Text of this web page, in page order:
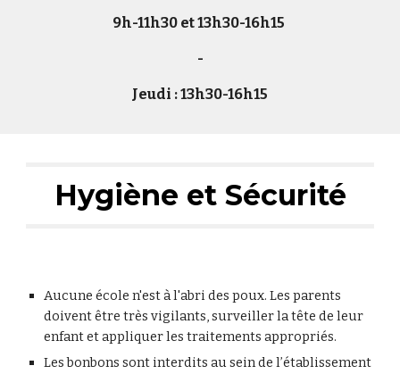
9h-11h30 et 13h30-16h15
-
Jeudi : 13h30-16h15
Hygiène et Sécurité
Aucune école n'est à l'abri des poux. Les parents
doivent être très vigilants, surveiller la tête de leur
enfant et appliquer les traitements appropriés.
Les bonbons sont interdits au sein de l’établissement